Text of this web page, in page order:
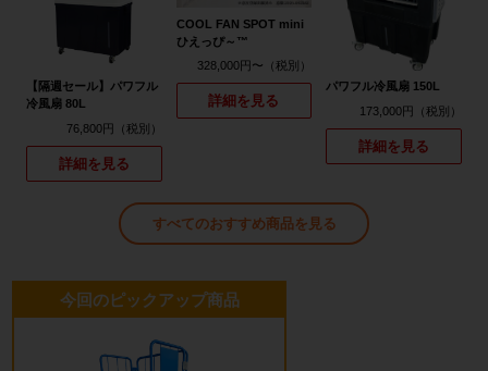
【隔週セール】パワフル
冷風扇 80L
76,800円
詳細を見る
COOL FAN SPOT mini
ひえっぴ～™
328,000円〜
詳細を見る
パワフル冷風扇 150L
173,000円
詳細を見る
すべてのおすすめ商品を見る
今回のピックアップ商品